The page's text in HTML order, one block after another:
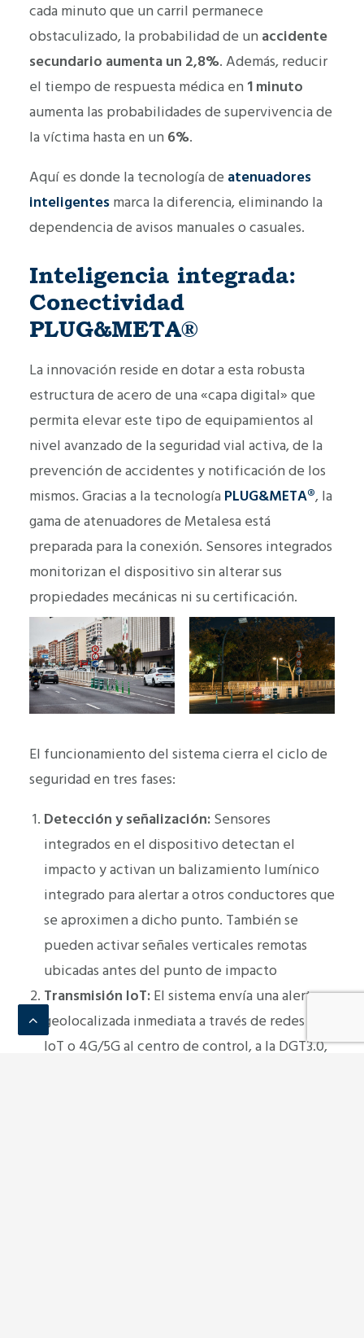
cada minuto que un carril permanece
obstaculizado, la probabilidad de un accidente
secundario aumenta un 2,8%. Además, reducir
el tiempo de respuesta médica en 1 minuto
aumenta las probabilidades de supervivencia de
la víctima hasta en un 6%.
Aquí es donde la tecnología de atenuadores
inteligentes marca la diferencia, eliminando la
dependencia de avisos manuales o casuales.
Inteligencia integrada:
Conectividad
PLUG&META®
La innovación reside en dotar a esta robusta
estructura de acero de una «capa digital» que
permita elevar este tipo de equipamientos al
nivel avanzado de la seguridad vial activa, de la
prevención de accidentes y notificación de los
mismos. Gracias a la tecnología PLUG&META®, la
gama de atenuadores de Metalesa está
preparada para la conexión. Sensores integrados
monitorizan el dispositivo sin alterar sus
propiedades mecánicas ni su certificación.
El funcionamiento del sistema cierra el ciclo de
seguridad en tres fases:
Detección y señalización: Sensores
integrados en el dispositivo detectan el
impacto y activan un balizamiento lumínico
integrado para alertar a otros conductores que
se aproximen a dicho punto. También se
pueden activar señales verticales remotas
ubicadas antes del punto de impacto
Transmisión IoT: El sistema envía una alerta
geolocalizada inmediata a través de redes NB-
IoT o 4G/5G al centro de control, a la DGT3.0,